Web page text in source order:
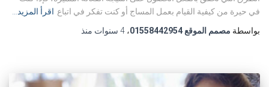
في حيرة من كيفية القيام بعمل المساج أو كنت تفكر في اتباع اقرأ المزيد…
بواسطة مصمم الموقع 01558442954 ، 4 سنوات منذ